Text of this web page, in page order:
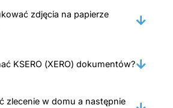
zdjęcia na papierze
KSERO (XERO) dokumentów?
zlecenie w domu a następnie